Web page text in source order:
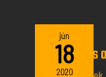
jún
18
2020
Tisztújítás